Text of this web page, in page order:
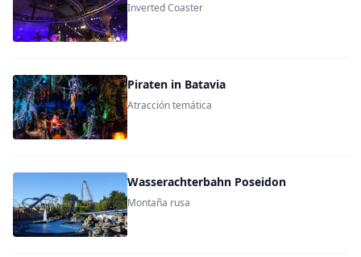
Inverted Coaster
Piraten in Batavia
Atracción temática
Wasserachterbahn Poseidon
Montaña rusa